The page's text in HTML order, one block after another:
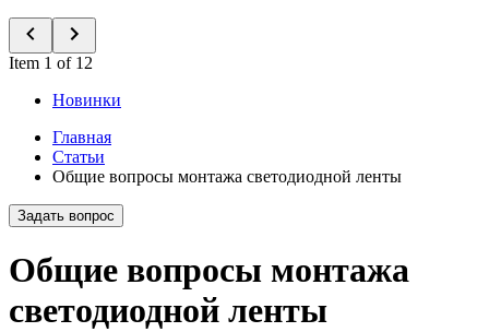
Item 1 of 12
Новинки
Главная
Статьи
Общие вопросы монтажа светодиодной ленты
Задать вопрос
Общие вопросы монтажа
светодиодной ленты